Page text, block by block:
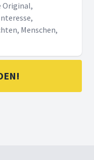
Original,
Menschen,